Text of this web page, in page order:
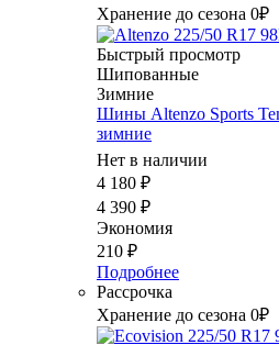
Хранение до сезона 0₽
Быстрый просмотр
Шипованные
Зимние
Шины Altenzo Sports
зимние
Нет в наличии
4 180 ₽
4 390 ₽
Экономия
210 ₽
Подробнее
Рассрочка
Хранение до сезона 0₽